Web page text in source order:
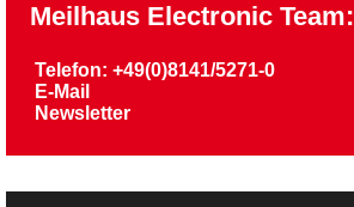
Meilhaus Electronic Team:
Telefon: +49(0)8141/5271-0
E-Mail
Newsletter